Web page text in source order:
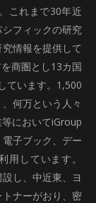
これまで30年近
フィックの研究
情報を提供して
商圏とし13カ国
ています。1,500
何万という人々
においてiGroup
子ブック、デー
用しています。
し、中近東、ヨ
ナーがおり、密